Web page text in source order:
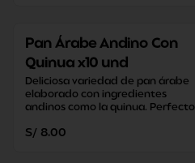
Pan Árabe Andino Con
Quinua x10 und
Deliciosa variedad de pan árabe
elaborado con ingredientes
andinos como la quinua. Perfecto
un sabor tradicional.
S/ 8.00